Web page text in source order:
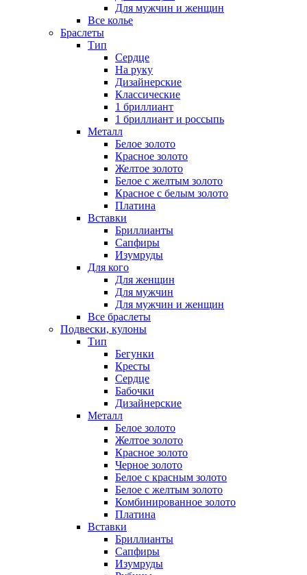
Для мужчин и женщин
Все колье
Браслеты
Тип
Сердце
На руку
Дизайнерские
Классические
1 бриллиант
1 бриллиант и россыпь
Металл
Белое золото
Красное золото
Желтое золото
Белое с желтым золото
Красное с белым золото
Платина
Вставки
Бриллианты
Сапфиры
Изумруды
Для кого
Для женщин
Для мужчин
Для мужчин и женщин
Все браслеты
Подвески, кулоны
Тип
Бегунки
Кресты
Сердце
Бабочки
Дизайнерские
Металл
Белое золото
Желтое золото
Красное золото
Черное золото
Белое с красным золото
Белое с желтым золото
Комбинированное золото
Платина
Вставки
Бриллианты
Сапфиры
Изумруды